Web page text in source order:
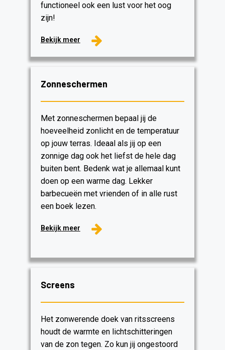
functioneel ook een lust voor het oog
zijn!
Bekijk meer
Zonneschermen
Met zonneschermen bepaal jij de
hoeveelheid zonlicht en de temperatuur
op jouw terras. Ideaal als jij op een
zonnige dag ook het liefst de hele dag
buiten bent. Bedenk wat je allemaal kunt
doen op een warme dag. Lekker
barbecueën met vrienden of in alle rust
een boek lezen.
Bekijk meer
Screens
Het zonwerende doek van ritsscreens
houdt de warmte en lichtschitteringen
van de zon tegen. Zo kun jij ongestoord